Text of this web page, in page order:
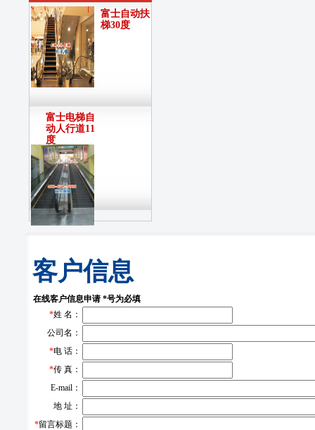
富士自动扶
梯30度
富士电梯自
动人行道11
度
客户信息
在线客户信息申请 *号为必填
*姓 名：
公司名：
*电 话：
*传 真：
E-mail：
地 址：
*留言标题：